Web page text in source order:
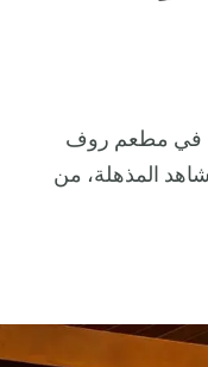
في مطعم روف
المذهلة، من